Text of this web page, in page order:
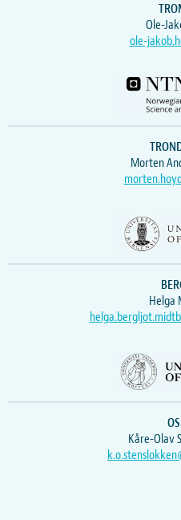
Ole-
ole-
Morten
Helga
Kåre-Olav